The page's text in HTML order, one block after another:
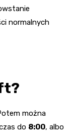
normalnych
można
do 8:00, albo